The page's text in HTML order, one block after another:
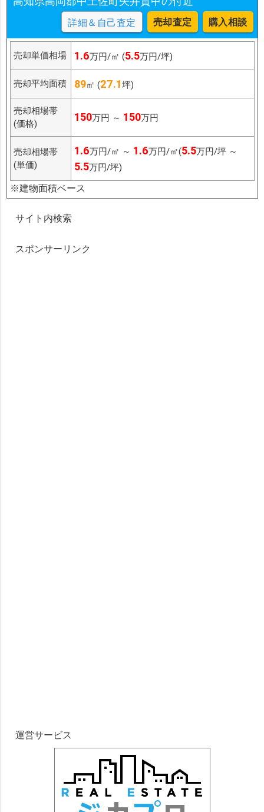
詳細＆自己査定 売却査定 購入相談
売却単価相場 1.6万円/㎡ (5.5万円/坪)
売却平均面積 89㎡ (27.1坪)
売却相場帯
(価格)
150万円 ～ 150万円
売却相場帯
(単価)
1.6万円/㎡ ～ 1.6万円/㎡(5.5万円/坪 ～
5.5万円/坪)
※建物面積ベース
サイト内検索
スポンサーリンク
運営サービス